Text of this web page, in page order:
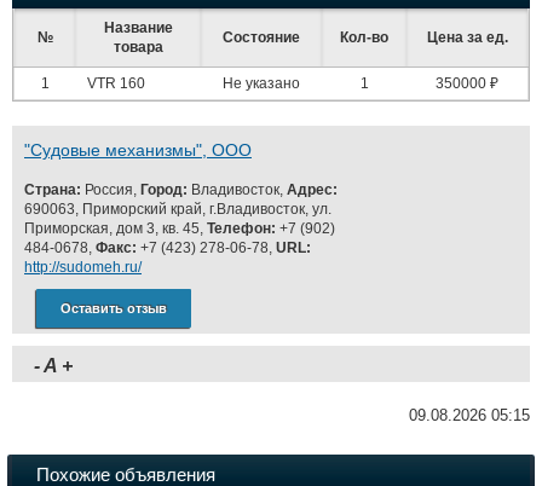
№
Название
товара
Состояние Кол-во Цена за ед.
1 VTR 160 Не указано 1 350000 ₽
"Судовые механизмы", ООО
Страна: Россия, Город: Владивосток, Адрес:
690063, Приморский край, г.Владивосток, ул.
Приморская, дом 3, кв. 45, Телефон: +7 (902)
484-0678, Факс: +7 (423) 278-06-78, URL:
http://sudomeh.ru/
Оставить отзыв
-A +
09.08.2026 05:15
Похожие объявления